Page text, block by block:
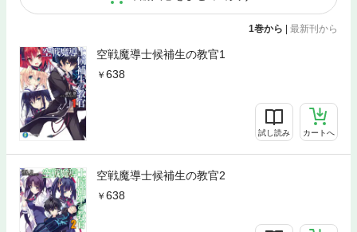
1巻から | 最新刊から
空戦魔導士候補生の教官1
638
試し読み カートへ
空戦魔導士候補生の教官2
638